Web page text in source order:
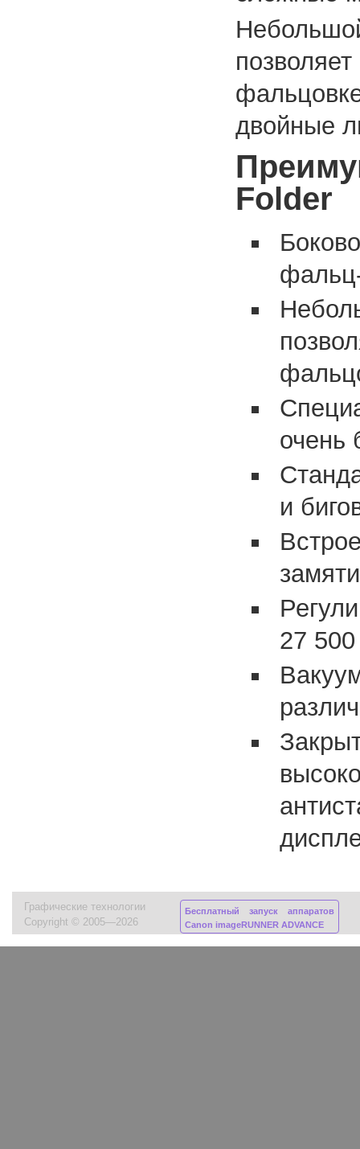
двойные
Folder
очень
и
27
Графические технологии
Copyright © 2005—2026
Бесплатный запуск аппаратов
Canon imageRUNNER ADVANCE